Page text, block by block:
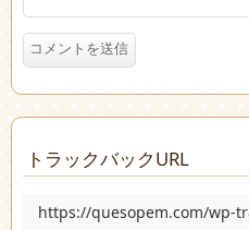
トラックバックURL
https://quesopem.com/wp-